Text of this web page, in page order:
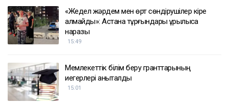
ҚАЗІР ОҚЫЛЫП ЖАТЫР
Тоқтар Төлешов 21 жылдық жазасын қысқартуға
тырысып жатыр
15:56